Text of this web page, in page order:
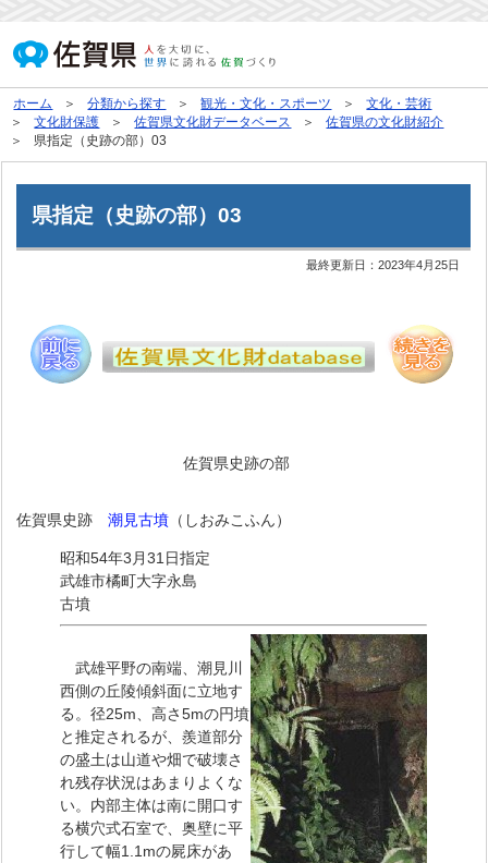
ホーム 分類から探す 観光・文化・スポーツ
文化・芸術
文化財保護
佐賀県文化財データベース
佐賀県の文化財紹介
県指定（史跡の部）03
県指定（史跡の部）03
最終更新日：2023年4月25日
佐賀県史跡の部
佐賀県史跡潮見古墳 （しおみこふん）
昭和54年3月31日指定
武雄市橘町大字永島
古墳
武雄平野の南端、潮見川
西側の丘陵傾斜面に立地す
る。径25m、高さ5mの円墳
と推定されるが、羨道部分
の盛土は山道や畑で破壊さ
れ残存状況はあまりよくな
い。内部主体は南に開口す
る横穴式石室で、奥壁に平
行して幅1.1mの屍床があ